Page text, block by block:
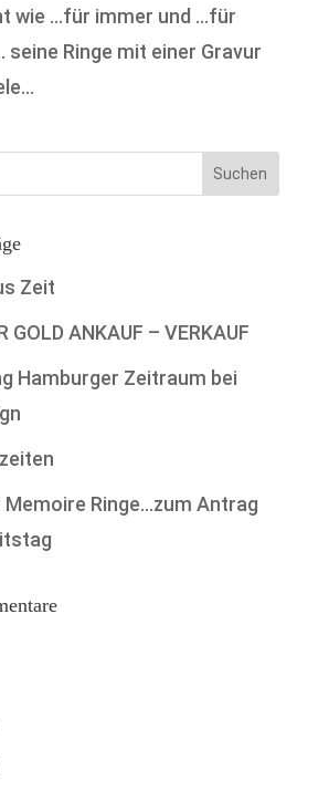
wie …für immer und …für
seine Ringe mit einer Gravur
Zeit
GOLD ANKAUF – VERKAUF
Hamburger Zeitraum bei
Ringe…zum Antrag